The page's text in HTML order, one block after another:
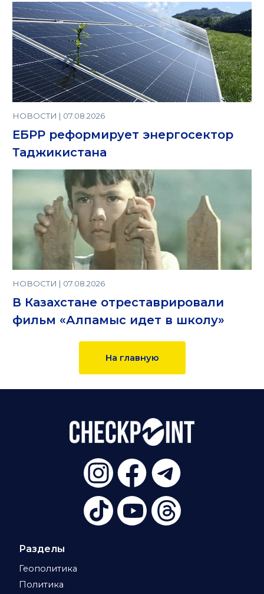
НОВОСТИ | 07.08.2026
ЕБРР реформирует энергосектор
Таджикистана
НОВОСТИ | 07.08.2026
В Казахстане отреставрировали
фильм «Алпамыс идет в школу»
На главную
Разделы
Геополитика
Политика